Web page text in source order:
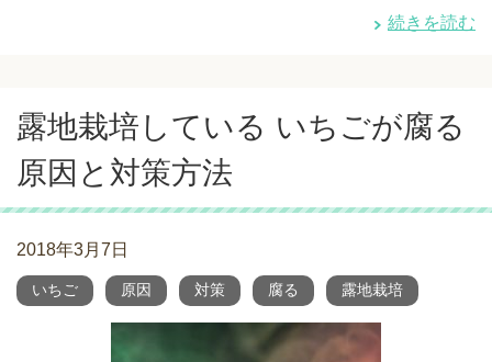
続きを読む
露地栽培している いちごが腐る
原因と対策方法
2018年3月7日
いちご 原因 対策 腐る 露地栽培